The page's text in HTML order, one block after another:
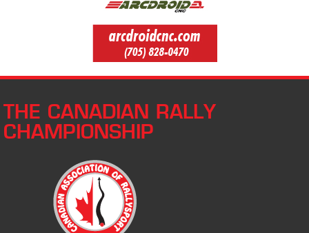
THE CANADIAN RALLY
CHAMPIONSHIP